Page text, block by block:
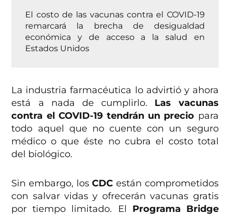
El costo de las vacunas contra el COVID-19
remarcará la brecha de desigualdad
económica y de acceso a la salud en
Estados Unidos
La industria farmacéutica lo advirtió y ahora
está a nada de cumplirlo. Las vacunas
contra el COVID-19 tendrán un precio para
todo aquel que no cuente con un seguro
médico o que éste no cubra el costo total
del biológico.
Sin embargo, losCDC están comprometidos
con salvar vidas y ofrecerán vacunas gratis
por tiempo limitado. El Programa Bridge